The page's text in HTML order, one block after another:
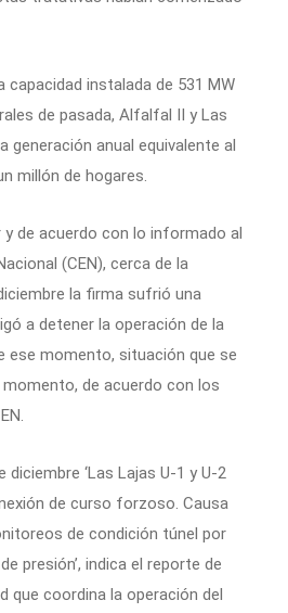
capacidad instalada de 531 MW
de pasada, Alfalfal II y Las
generación anual equivalente al
millón de hogares.
de acuerdo con lo informado al
(CEN), cerca de la
la firma sufrió una
a detener la operación de la
ese momento, situación que se
de acuerdo con los
diciembre ‘Las Lajas U-1 y U-2
de curso forzoso. Causa
de condición túnel por
presión’, indica el reporte de
que coordina la operación del